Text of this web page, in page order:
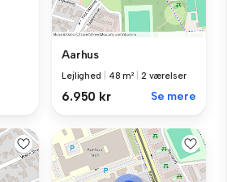
Aarhus
Lejlighed 48 m² 2 værelser
6.950 kr Se mere